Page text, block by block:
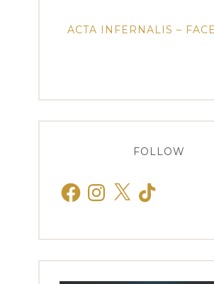
ACTA INFERNALIS –
FOLLOW
FacebookInstagram
X TikTok